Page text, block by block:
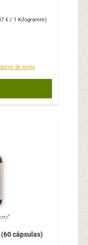
€ / 1 Kilogramm)
de envío
(60 cápsulas)